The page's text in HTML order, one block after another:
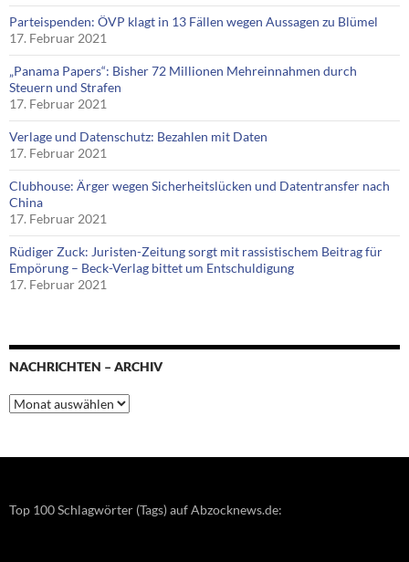
Parteispenden: ÖVP klagt in 13 Fällen wegen Aussagen zu Blümel
17. Februar 2021
„Panama Papers“: Bisher 72 Millionen Mehreinnahmen durch
Steuern und Strafen
17. Februar 2021
Verlage und Datenschutz: Bezahlen mit Daten
17. Februar 2021
Clubhouse: Ärger wegen Sicherheitslücken und Datentransfer nach
China
17. Februar 2021
Rüdiger Zuck: Juristen-Zeitung sorgt mit rassistischem Beitrag für
Empörung – Beck-Verlag bittet um Entschuldigung
17. Februar 2021
NACHRICHTEN – ARCHIV
Nachrichten
–
Top 100 Schlagwörter (Tags) auf Abzocknews.de: